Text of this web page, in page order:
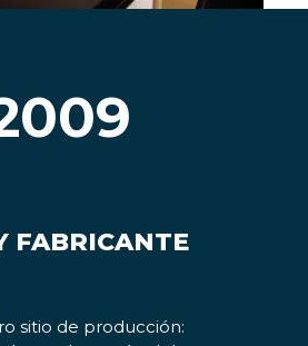
FABRICANTE
sitio de producción: